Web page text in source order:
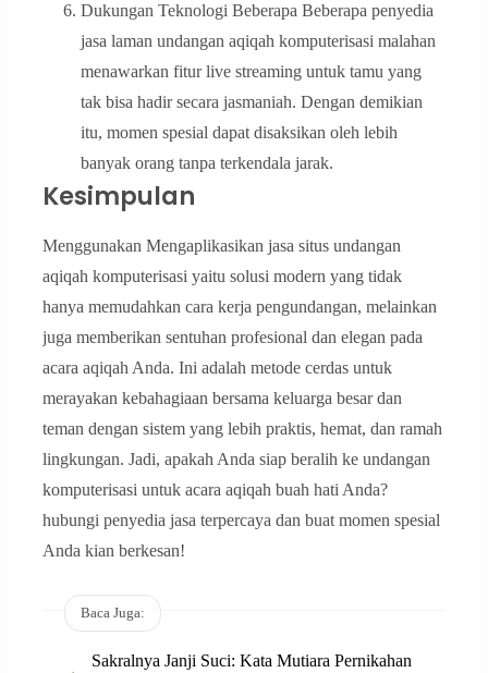
Dukungan Teknologi Beberapa Beberapa penyedia
jasa laman undangan aqiqah komputerisasi malahan
menawarkan fitur live streaming untuk tamu yang
tak bisa hadir secara jasmaniah. Dengan demikian
itu, momen spesial dapat disaksikan oleh lebih
banyak orang tanpa terkendala jarak.
Kesimpulan
Menggunakan Mengaplikasikan jasa situs undangan
aqiqah komputerisasi yaitu solusi modern yang tidak
hanya memudahkan cara kerja pengundangan, melainkan
juga memberikan sentuhan profesional dan elegan pada
acara aqiqah Anda. Ini adalah metode cerdas untuk
merayakan kebahagiaan bersama keluarga besar dan
teman dengan sistem yang lebih praktis, hemat, dan ramah
lingkungan. Jadi, apakah Anda siap beralih ke undangan
komputerisasi untuk acara aqiqah buah hati Anda?
hubungi penyedia jasa terpercaya dan buat momen spesial
Anda kian berkesan!
Baca Juga:
Sakralnya Janji Suci: Kata Mutiara Pernikahan